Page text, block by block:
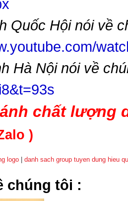
Quốc Hội nói về
Hà Nội nói về
chất lượng
)
logo danh sach group tuyen dung hieu
chúng tôi :